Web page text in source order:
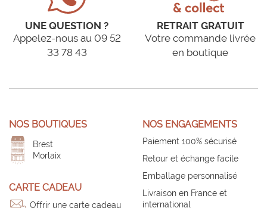
UNE QUESTION ?
Appelez-nous au 09 52
33 78 43
RETRAIT GRATUIT
Votre commande livrée
en boutique
NOS BOUTIQUES
Brest
Morlaix
CARTE CADEAU
Offrir une carte cadeau
NOS ENGAGEMENTS
Paiement 100% sécurisé
Retour et échange facile
Emballage personnalisé
Livraison en France et
international